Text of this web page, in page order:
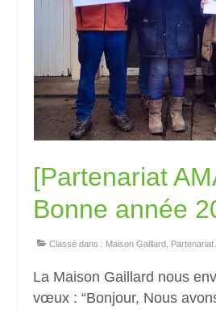
[Partenariat
Bonne année
Classé dans : Maison Gaillard Partenariat
La Maison Gaillard nous
vœux : “Bonjour, Nous